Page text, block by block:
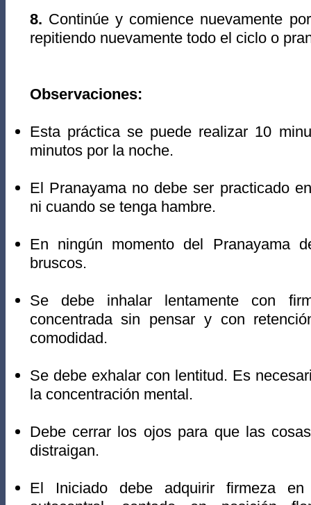
8. Continúe y comience nuevamente
repitiendo nuevamente todo el ciclo o
Observaciones:
Esta práctica se puede realizar 10
minutos por la noche.
El Pranayama no debe ser practicado
ni cuando se tenga hambre.
En ningún momento del Pranayama
bruscos.
Se debe inhalar lentamente con
concentrada sin pensar y con
comodidad.
Se debe exhalar con lentitud. Es
la concentración mental.
Debe cerrar los ojos para que las
distraigan.
El Iniciado debe adquirir firmeza